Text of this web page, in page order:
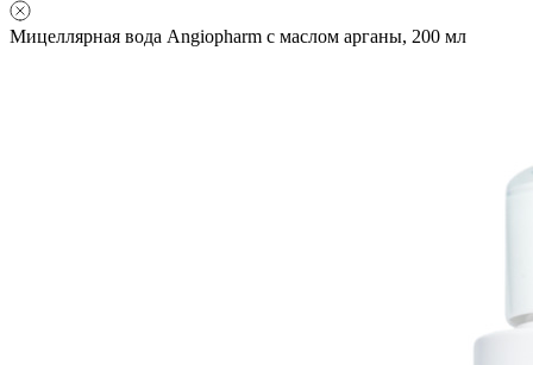
Мицеллярная вода Angiopharm с маслом арганы, 200 мл